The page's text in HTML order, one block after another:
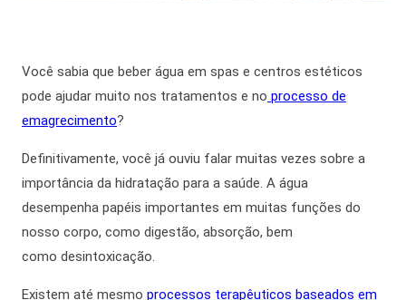
Você sabia que beber água em spas e centros estéticos
pode ajudar muito nos tratamentos e no processo de
emagrecimento?
Definitivamente, você já ouviu falar muitas vezes sobre a
importância da hidratação para a saúde. A água
desempenha papéis importantes em muitas funções do
nosso corpo, como digestão, absorção, bem
como desintoxicação.
Existem até mesmo processos terapêuticos baseados em